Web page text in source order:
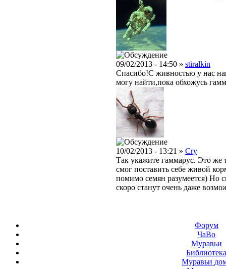
09/02/2013 - 14:50 » stiralkin
Спасибо!С живностью у нас
могу найти,пока обхожусь
10/02/2013 - 13:21 » Cry
Так укажите гаммарус. Это же
смог поставить себе живой
помимо семян разумеется) Но
скоро станут очень даже
Форум
ЧаВо
Муравьи
Муравьи